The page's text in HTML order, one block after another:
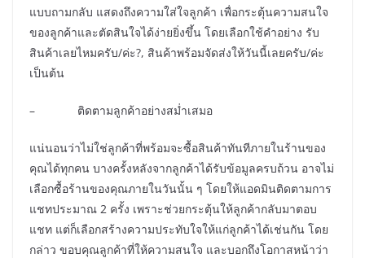
แบบถามกลับ แสดงถึงความใส่ใจลูกค้า เพื่อกระตุ้นความสนใจ
ของลูกค้าและตัดสินใจได้ง่ายยิ่งขึ้น โดยเลือกใช้คำอย่าง รับ
สินค้าเลยไหมครับ/ค่ะ?, สินค้าพร้อมจัดส่งให้วันนี้เลยครับ/ค่ะ
เป็นต้น
– ติดตามลูกค้าอย่างสม่ำเสมอ
แน่นอนว่าไม่ใช่ลูกค้าที่พร้อมจะซื้อสินค้าทันทีภายในร้านของ
คุณได้ทุกคน บางครั้งหลังจากลูกค้าได้รับข้อมูลครบถ้วน อาจไม่
เลือกซื้อร้านของคุณภายในวันนั้น ๆ โดยให้แอดมินติดตามการ
แชทประมาณ 2 ครั้ง เพราะช่วยกระตุ้นให้ลูกค้ากลับมาตอบ
แชท แต่ก็เลือกสร้างความประทับใจให้แก่ลูกค้าได้เช่นกัน โดย
กล่าว ขอบคุณลูกค้าที่ให้ความสนใจ และบอกถึงโอกาสหน้าว่า